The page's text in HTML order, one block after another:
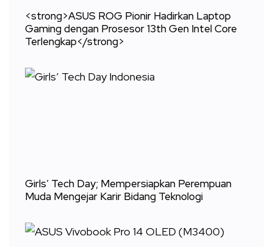
<strong>ASUS ROG Pionir Hadirkan Laptop
Gaming dengan Prosesor 13th Gen Intel Core
Terlengkap</strong>
Girls’ Tech Day; Mempersiapkan Perempuan
Muda Mengejar Karir Bidang Teknologi